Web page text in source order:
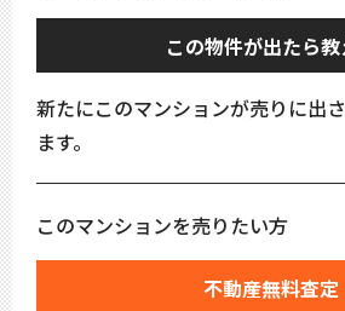
この物件が出たら教
新たにこのマンションが売りに出
ます。
このマンションを売りたい方
不動産無料査定